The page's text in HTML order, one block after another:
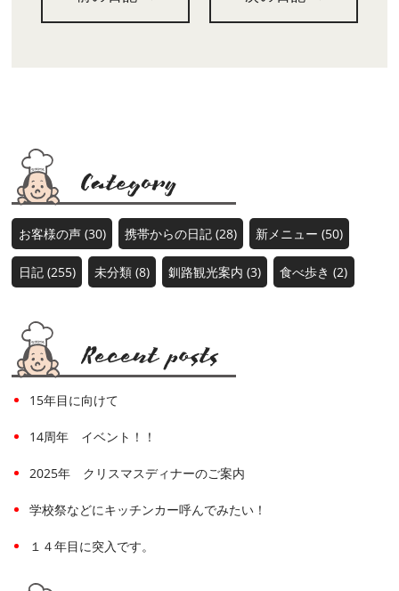
お客様の声 (30) 携帯からの日記 (28) 新メニュー (50)
日記 (255) 未分類 (8) 釧路観光案内 (3) 食べ歩き (2)
15年目に向けて
14周年 イベント！！
2025年 クリスマスディナーのご案内
学校祭などにキッチンカー呼んでみたい！
１４年目に突入です。